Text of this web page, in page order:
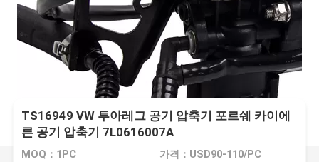
TS16949 VW 투아레그 공기 압축기 포르쉐 카이에
른 공기 압축기 7L0616007A
MOQ：1PC 가격：USD90-110/PC